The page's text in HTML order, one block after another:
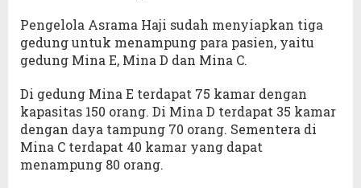
Pengelola Asrama Haji sudah menyiapkan tiga
gedung untuk menampung para pasien, yaitu
gedung Mina E, Mina D dan Mina C.
Di gedung Mina E terdapat 75 kamar dengan
kapasitas 150 orang. Di Mina D terdapat 35 kamar
dengan daya tampung 70 orang. Sementera di
Mina C terdapat 40 kamar yang dapat
menampung 80 orang.